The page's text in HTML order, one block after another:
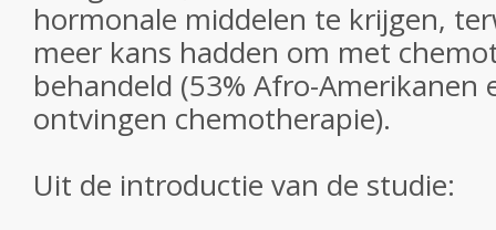
hormonale middelen te krijgen,
meer kans hadden om met
behandeld (53% Afro-Amerikanen
ontvingen chemotherapie).
Uit de introductie van de studie: